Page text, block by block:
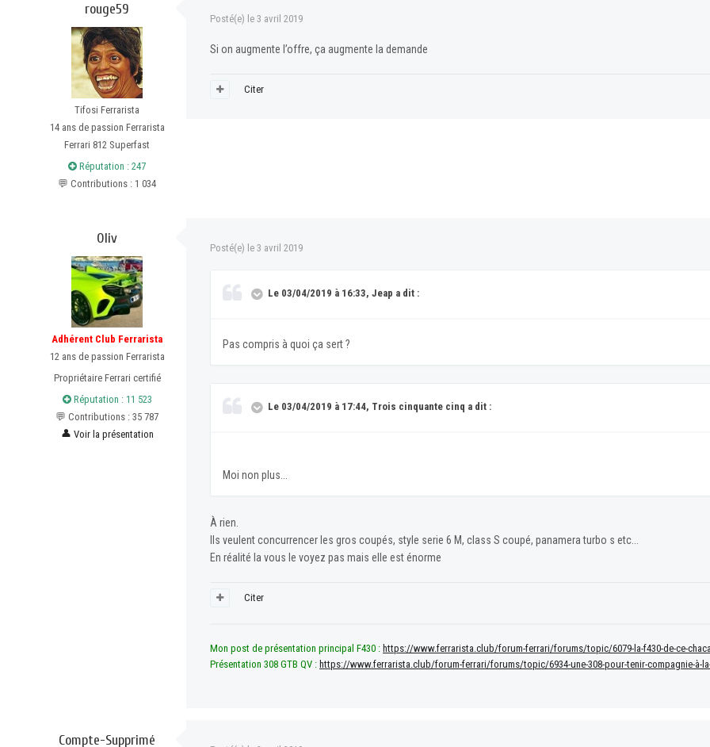
rouge59
Tifosi Ferrarista
14 ans de passion Ferrarista
Ferrari 812 Superfast
Réputation : 247
💬 Contributions : 1 034
Posté(e) le 3 avril 2019
Si on augmente l’offre, ça augmente la demande
Citer
Oliv
Adhérent Club Ferrarista
12 ans de passion Ferrarista
Propriétaire Ferrari certifié
Réputation : 11 523
💬 Contributions : 35 787
👤 Voir la présentation
Posté(e) le 3 avril 2019
Le 03/04/2019 à 16:33, Jeap a dit :
Pas compris à quoi ça sert ?
Le 03/04/2019 à 17:44, Trois cinquante cinq a dit :
Moi non plus...
À rien.
Ils veulent concurrencer les gros coupés, style serie 6 M, class S coupé, panamera turbo s etc...
En réalité la vous le voyez pas mais elle est énorme
Citer
Mon post de présentation principal F430 : https://www.ferrarista.club/forum-ferrari/forums/topic/6079-la-f430-de-ce-
Présentation 308 GTB QV : https://www.ferrarista.club/forum-ferrari/forums/topic/6934-une-308-pour-tenir-compagnie-à-
Compte-Supprimé